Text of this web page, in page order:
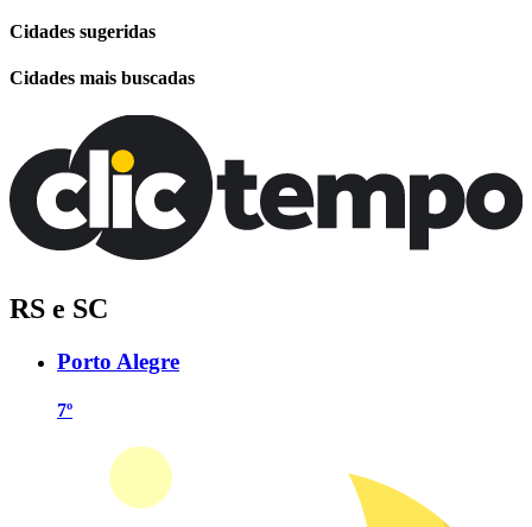
Cidades sugeridas
Cidades mais buscadas
RS e SC
Porto Alegre
7º